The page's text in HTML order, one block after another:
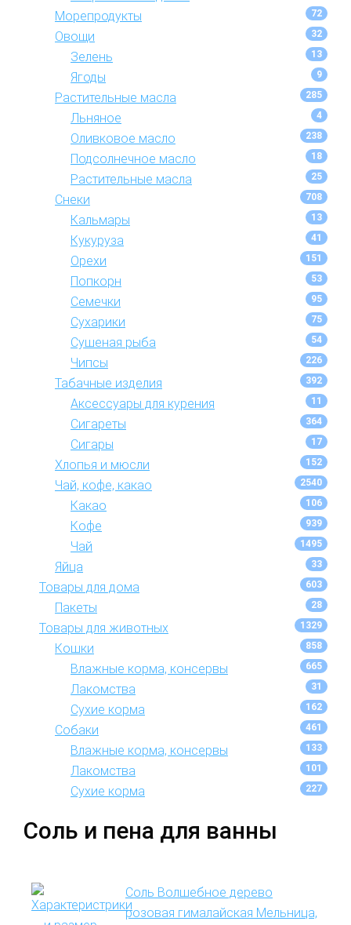
Морепродукты
72
Овощи 32
Зелень 13
Ягоды 9
Растительные масла 285
Льняное 4
Оливковое масло 238
Подсолнечное масло 18
Растительные масла 25
Снеки 708
Кальмары 13
Кукуруза 41
Орехи 151
Попкорн 53
Семечки 95
Сухарики 75
Сушеная рыба 54
Чипсы 226
Табачные изделия 392
Аксессуары для курения 11
Сигареты 364
Сигары 17
Хлопья и мюсли 152
Чай, кофе, какао 2540
Какао 106
Кофе 939
Чай 1495
Яйца 33
Товары для дома 603
Пакеты 28
Товары для животных 1329
Кошки 858
Влажные корма, консервы 665
Лакомства 31
Сухие корма 162
Собаки 461
Влажные корма, консервы 133
Лакомства 101
Сухие корма 227
Соль и пена для ванны
Соль Волшебное дерево
розовая гималайская Мельница,